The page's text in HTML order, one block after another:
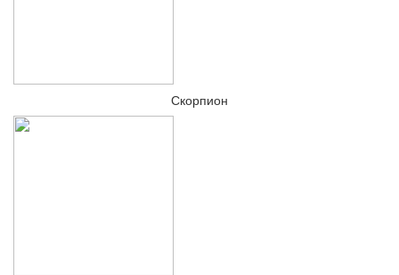
Скорпион